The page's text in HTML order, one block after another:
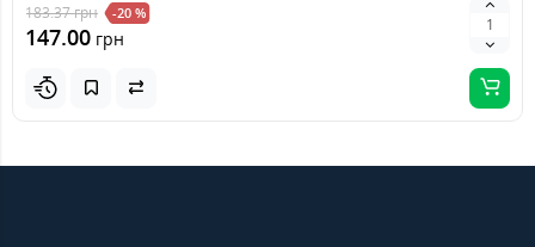
183.37грн -20 %
147.00 грн